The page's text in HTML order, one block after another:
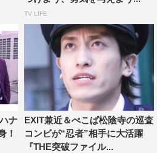
（宏行）さん、兼近さんと私で
いんです。毎回楽しく撮影させ
トは？
の出来事”というシーンを撮影し
ころです。メイクとか、一番気
TV LIFE
ナ
！
EXIT兼近＆ぺこぱ松陰寺の巡査
コンビが“忍者”相手に大活躍
『THE突破ファイル...